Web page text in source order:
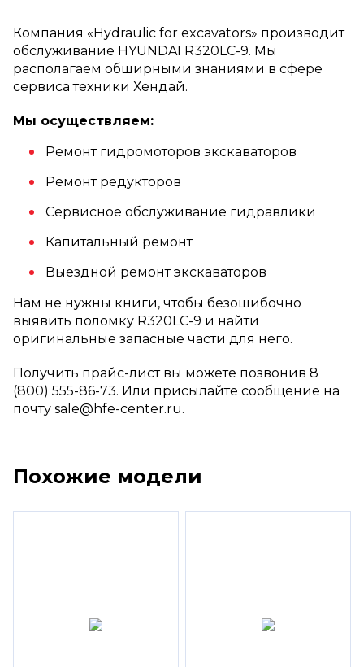
Компания «Hydraulic for excavators» производит
обслуживание HYUNDAI R320LC-9. Мы
располагаем обширными знаниями в сфере
сервиса техники Хендай.
Мы осуществляем:
Ремонт гидромоторов экскаваторов
Ремонт редукторов
Сервисное обслуживание гидравлики
Капитальный ремонт
Выездной ремонт экскаваторов
Нам не нужны книги, чтобы безошибочно
выявить поломку R320LC-9 и найти
оригинальные запасные части для него.
Получить прайс-лист вы можете позвонив 8
(800) 555-86-73. Или присылайте сообщение на
почту sale@hfe-center.ru.
Похожие модели